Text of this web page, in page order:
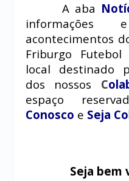
A aba
acontecimentos
Friburgo
local destinado
dos nossos
C
espaço
Conosco e Seja
Seja bem